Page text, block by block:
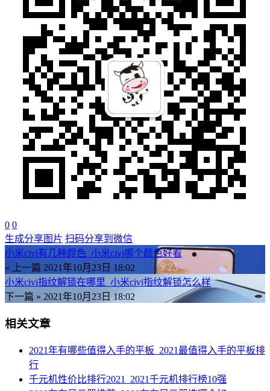
0 0
生成分享图片 扫码分享到微信
小米civi有几种颜色_小米civi哪个颜色好看
« 上一篇 2021年10月23日 18:02
小米civi指纹解锁在哪里_小米civi指纹解锁怎么样
下一篇 » 2021年10月23日 18:02
相关文章
2021年有哪些值得入手的平板_2021最值得入手的平板排
行
千元机性价比排行2021_2021千元机排行榜10强